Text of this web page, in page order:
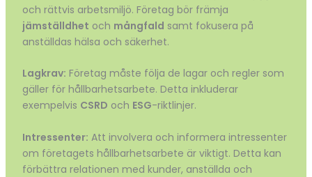
och rättvis arbetsmiljö. Företag bör främja
jämställdhet och mångfald samt fokusera på
anställdas hälsa och säkerhet.
Lagkrav: Företag måste följa de lagar och regler som
gäller för hållbarhetsarbete. Detta inkluderar
exempelvis CSRD och ESG-riktlinjer.
Intressenter: Att involvera och informera intressenter
om företagets hållbarhetsarbete är viktigt. Detta kan
förbättra relationen med kunder, anställda och